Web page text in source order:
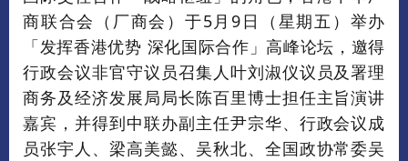
商联合会（厂商会）于5月9日（星期五）举办
「发挥香港优势 深化国际合作」高峰论坛，邀得
行政会议非官守议员召集人叶刘淑仪议员及署理
商务及经济发展局局长陈百里博士担任主旨演讲
嘉宾，并得到中联办副主任尹宗华、行政会议成
员张宇人、梁高美懿、吴秋北、全国政协常委吴